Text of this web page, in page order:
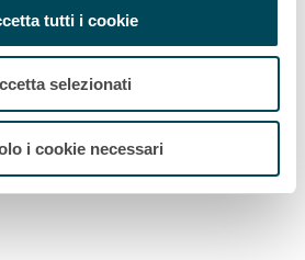
tutti i cookie
selezionati
i cookie necessari
Informazioni legali Politica di riservatezza
TDU I nostri uffici Reclami degli Stakeholder